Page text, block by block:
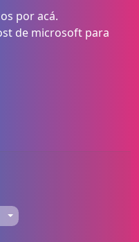
por acá.
de microsoft para